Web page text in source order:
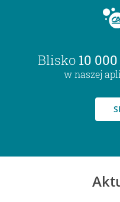
Blisko 10
w naszej